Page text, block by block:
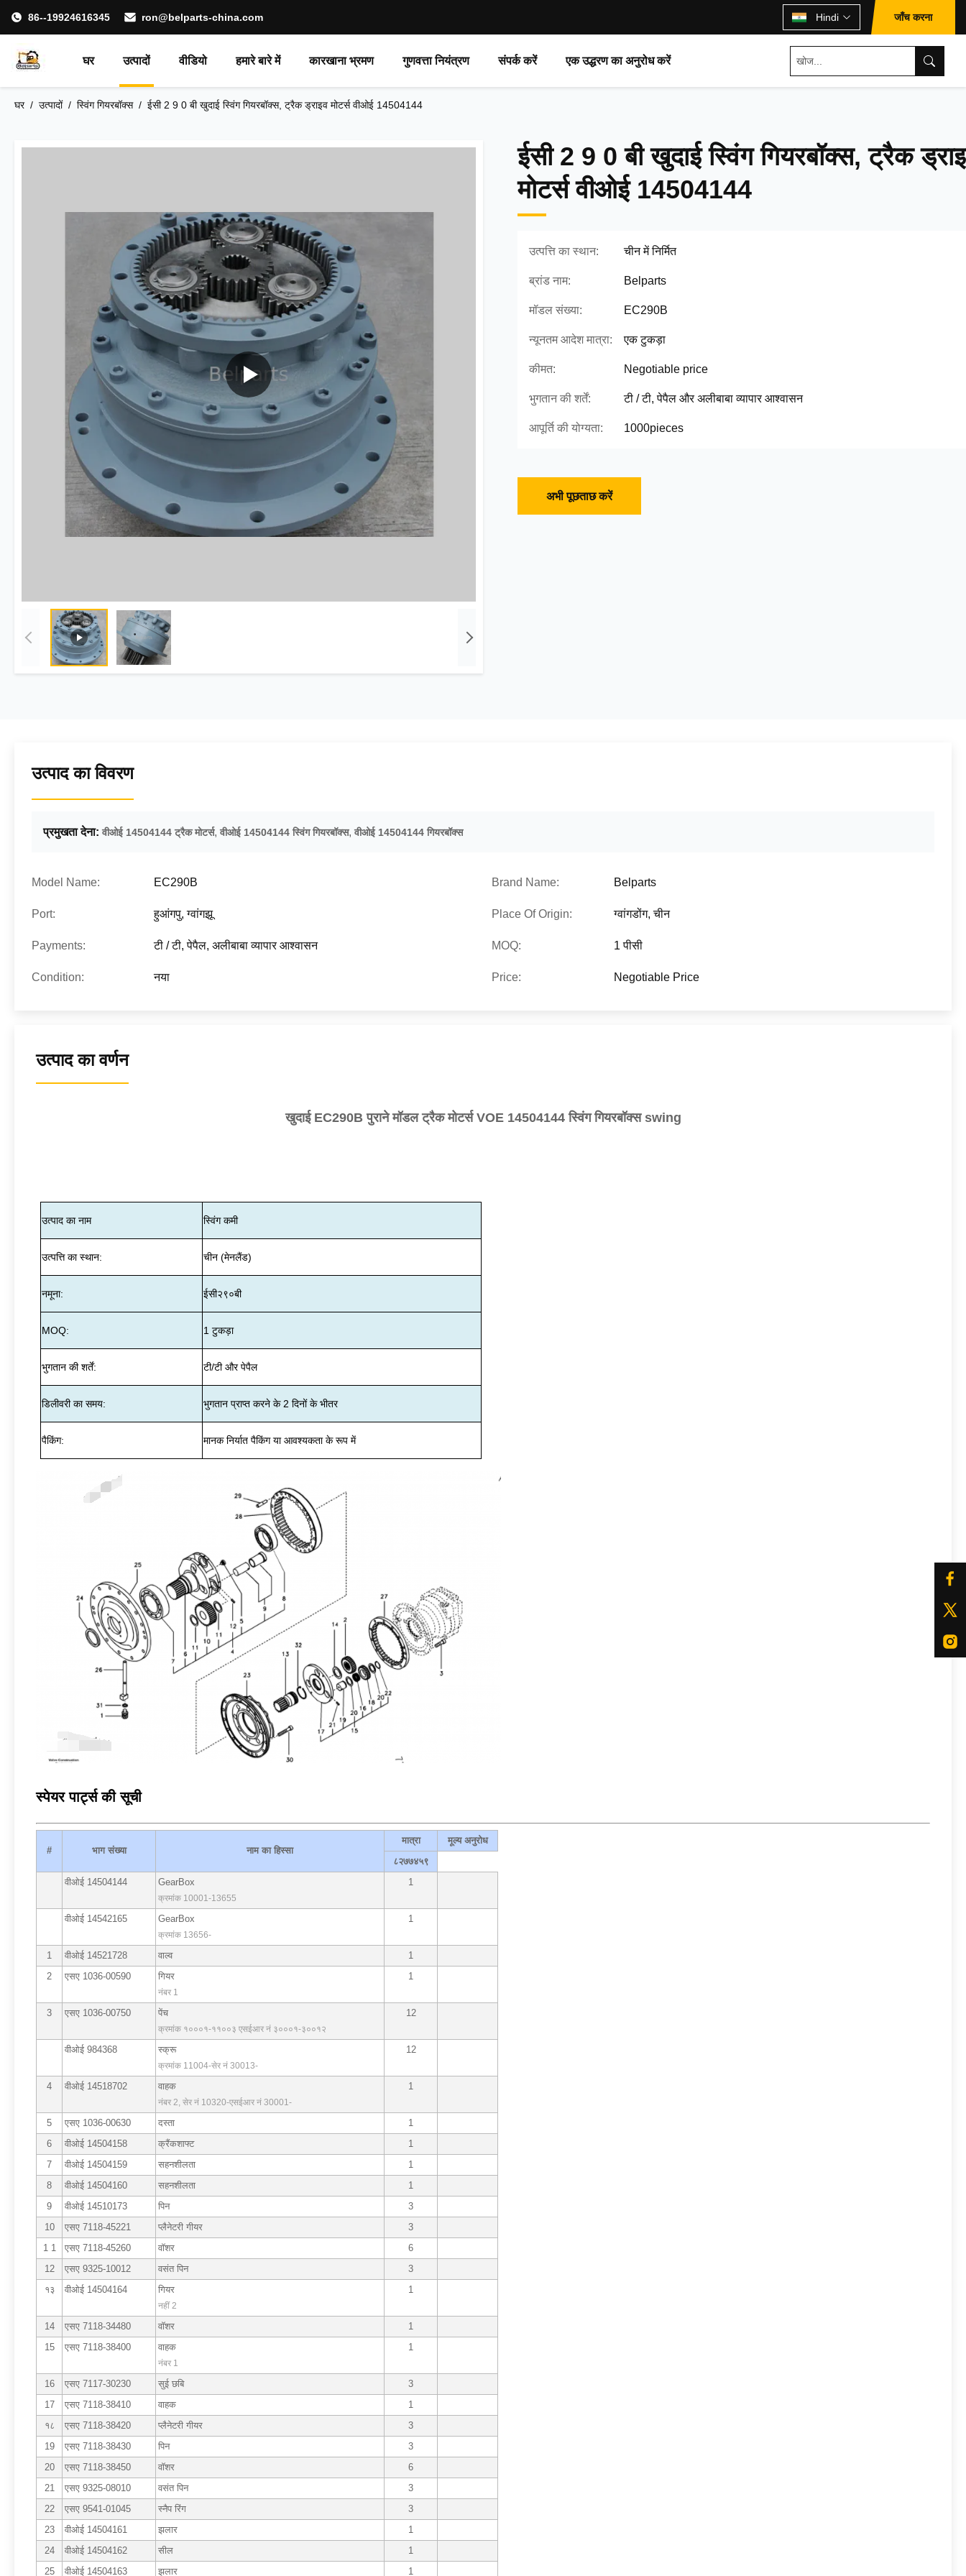
86--19924616345 ron@belparts-china.com Hindi जाँच करना
घर उत्पादों वीडियो हमारे बारे में कारखाना भ्रमण गुणवत्ता नियंत्रण संपर्क करें एक उद्धरण का अनुरोध करें
घर/ उत्पादों/ स्विंग गियरबॉक्स/ ईसी 2 9 0 बी खुदाई स्विंग गियरबॉक्स, ट्रैक ड्राइव मोटर्स वीओई 14504144
ईसी 2 9 0 बी खुदाई स्विंग गियरबॉक्स, ट्रैक
मोटर्स वीओई 14504144
उत्पत्ति का स्थान: चीन में निर्मित
ब्रांड नाम: Belparts
मॉडल संख्या: EC290B
न्यूनतम आदेश मात्रा: एक टुकड़ा
कीमत: Negotiable price
भुगतान की शर्तें: टी / टी, पेपैल और अलीबाबा व्यापार आश्वासन
आपूर्ति की योग्यता: 1000pieces
अभी पूछताछ करें
उत्पाद का विवरण
प्रमुखता देना: वीओई 14504144 ट्रैक मोटर्स, वीओई 14504144 स्विंग गियरबॉक्स, वीओई 14504144 गियरबॉक्स
Model Name: EC290B Brand Name: Belparts
Port: हुआंगपु, ग्वांगझू Place Of Origin: ग्वांगडोंग, चीन
Payments: टी / टी, पेपैल, अलीबाबा व्यापार आश्वासन MOQ: 1 पीसी
Condition: नया Price: Negotiable Price
उत्पाद का वर्णन
खुदाई EC290B पुराने मॉडल ट्रैक मोटर्स VOE 14504144 स्विंग गियरबॉक्स swing
उत्पाद का नाम स्विंग कमी
उत्पत्ति का स्थान: चीन (मेनलैंड)
नमूना: ईसी२९०बी
MOQ: 1 टुकड़ा
भुगतान की शर्तें: टी/टी और पेपैल
डिलीवरी का समय: भुगतान प्राप्त करने के 2 दिनों के भीतर
पैकिंग: मानक निर्यात पैकिंग या आवश्यकता के रूप में
स्पेयर पार्ट्स की सूची
# भाग संख्या नाम का हिस्सा
मात्रा
मूल्य अनुरोध
८२७७४५९
वीओई 14504144
GearBox
क्रमांक 10001-13655
1
वीओई 14542165 GearBox
क्रमांक 13656-
1
1 वीओई 14521728 वाल्व
1
2
एसए 1036-00590 गियर
नंबर 1
1
3 एसए 1036-00750 पेंच
क्रमांक १०००१-११००३ एसईआर नं ३०००१-३००१२
12
वीओई 984368 स्क्रू
क्रमांक 11004-सेर नं 30013-
12
4 वीओई 14518702 वाहक
नंबर 2, सेर नं 10320-एसईआर नं 30001-
1
5 एसए 1036-00630 दस्ता
1
6
वीओई 14504158 क्रैंकशाफ्ट
1
7
वीओई 14504159 सहनशीलता
1
8
वीओई 14504160 सहनशीलता
1
9
वीओई 14510173 पिन
3
10
एसए 7118-45221 प्लैनेटरी गीयर
3
1 1
एसए 7118-45260 वॉशर
6
12
एसए 9325-10012 वसंत पिन
3
१३
वीओई 14504164 गियर
नहीं 2
1
14 एसए 7118-34480 वॉशर
1
15
एसए 7118-38400 वाहक
नंबर 1
1
16 एसए 7117-30230 सुई छबि
3
17
एसए 7118-38410 वाहक
1
१८
एसए 7118-38420 प्लैनेटरी गीयर
3
19
एसए 7118-38430 पिन
3
20
एसए 7118-38450 वॉशर
6
21
एसए 9325-08010 वसंत पिन
3
22
एसए 9541-01045 स्नैप रिंग
3
23
वीओई 14504161 झलार
1
24
वीओई 14504162 सील
1
25
वीओई 14504163 झलार 1